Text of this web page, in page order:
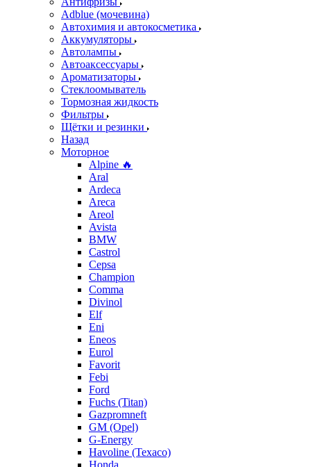
Adblue (мочевина)
Автохимия и автокосметика
Аккумуляторы
Автолампы
Автоаксессуары
Ароматизаторы
Стеклоомыватель
Тормозная жидкость
Фильтры
Щётки и резинки
Назад
Моторное
Alpine 🔥
Aral
Ardeca
Areca
Areol
Avista
BMW
Castrol
Cepsa
Champion
Comma
Divinol
Elf
Eni
Eneos
Eurol
Favorit
Febi
Ford
Fuchs (Titan)
Gazpromneft
GM (Opel)
G-Energy
Havoline (Texaco)
Honda